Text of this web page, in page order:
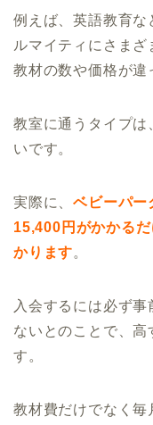
例えば、英語教育な
ルマイティにさまざ
教材の数や価格が違
教室に通うタイプは
いです。
実際に、ベビーパー
15,400円がかかる
かります。
入会するには必ず
ないとのことで、高
す。
教材費だけでなく毎